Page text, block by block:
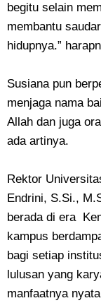
begitu selain
membantu
hidupnya.”
Susiana pun
menjaga nama
Allah dan juga
ada artinya.
Rektor
Endrini, S.Si.,
berada di era
kampus
bagi setiap
lulusan yang
manfaatnya